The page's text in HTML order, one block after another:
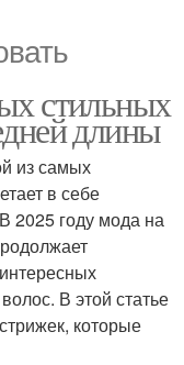
стильных
длины
из самых
в себе
2025 году мода на
В этой статье
которые